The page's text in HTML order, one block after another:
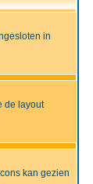
in
de layout
kan gezien